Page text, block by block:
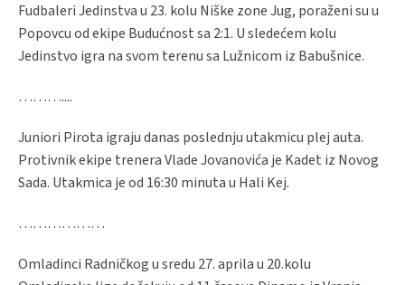
Fudbaleri Jedinstva u 23. kolu Niške zone Jug, poraženi su u
Popovcu od ekipe Budućnost sa 2:1. U sledećem kolu
Jedinstvo igra na svom terenu sa Lužnicom iz Babušnice.
………....
Juniori Pirota igraju danas poslednju utakmicu plej auta.
Protivnik ekipe trenera Vlade Jovanovića je Kadet iz Novog
Sada. Utakmica je od 16:30 minuta u Hali Kej.
………………
Omladinci Radničkog u sredu 27. aprila u 20.kolu